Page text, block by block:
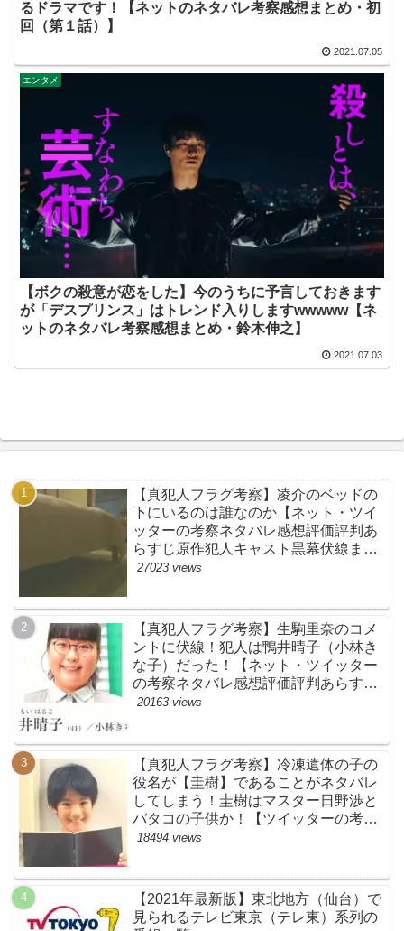
るドラマです！【ネットのネタバレ考察感想まとめ・初
回（第１話）】
2021.07.05
エンタメ
【ボクの殺意が恋をした】今のうちに予言しておきます
が「デスプリンス」はトレンド入りしますwwwww【ネ
ットのネタバレ考察感想まとめ・鈴木伸之】
2021.07.03
【真犯人フラグ考察】凌介のベッドの
下にいるのは誰なのか【ネット・ツイ
ッターの考察ネタバレ感想評価評判あ
らすじ原作犯人キャスト黒幕伏線まと
め】
27023 views
【真犯人フラグ考察】生駒里奈のコメ
ントに伏線！犯人は鴨井晴子（小林き
な子）だった！【ネット・ツイッター
の考察ネタバレ感想評価評判あらすじ
原作犯人キャスト黒幕伏線まとめ・鴨
20163 views
【真犯人フラグ考察】冷凍遺体の子の
役名が【圭樹】であることがネタバレ
してしまう！圭樹はマスター日野渉と
バタコの子供か！【ツイッターの考察
ネタバレ感想評価評判あらすじ原作犯
18494 views
【2021年最新版】東北地方（仙台）で
見られるテレビ東京（テレ東）系列の